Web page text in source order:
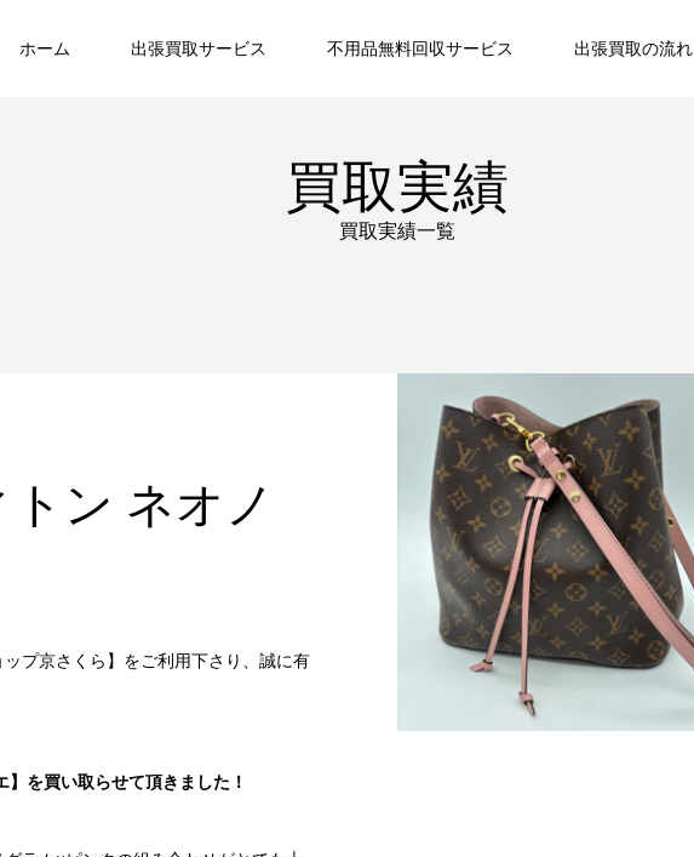
ホーム 出張買取サービス 不用品無料回収サービス 出張買取の流れ
買取実績
買取実績一覧
トン ネオノ
プ京さくら】をご利用下さり、誠に有
を買い取らせて頂きました！